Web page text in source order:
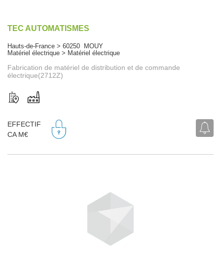
TEC AUTOMATISMES
Hauts-de-France > 60250 MOUY
Matériel électrique > Matériel électrique
Fabrication de matériel de distribution et de commande
électrique(2712Z)
EFFECTIF
CA M€